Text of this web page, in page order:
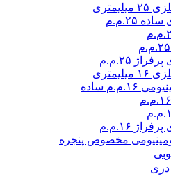
۲۵.م.م
۲۵.م.م
ساده
۱۶.م.م
مخصوص پنجره